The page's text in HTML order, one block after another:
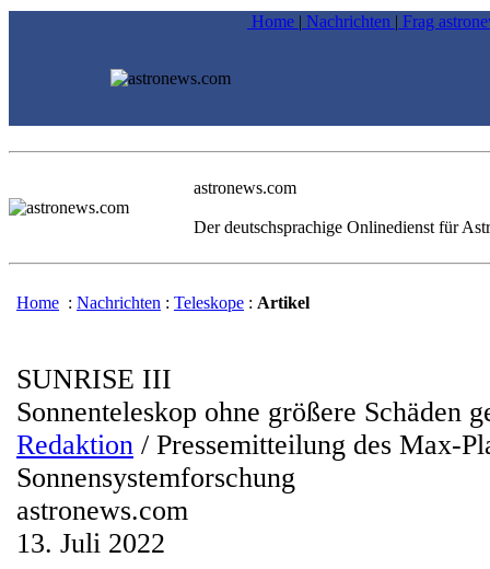
Home | Nachrichten | Frag
astronews.com
Der deutschsprachige Onlinedienst für
Home : Nachrichten : Teleskope : Artikel
SUNRISE III
Sonnenteleskop ohne größere Schäden
Redaktion / Pressemitteilung des Max-
Sonnensystemforschung
astronews.com
13. Juli 2022